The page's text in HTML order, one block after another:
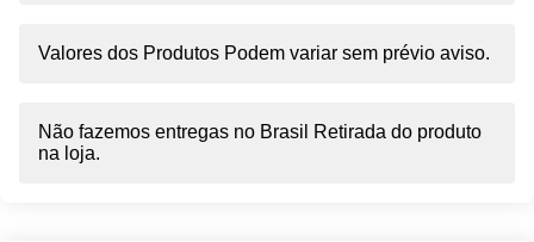
Valores dos Produtos Podem variar sem prévio aviso.
Não fazemos entregas no Brasil Retirada do produto
na loja.